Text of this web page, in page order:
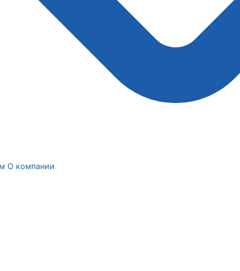
О компании